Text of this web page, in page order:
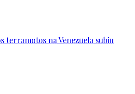
terramotos na Venezuela subiu